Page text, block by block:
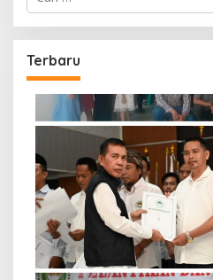
untuk:
Terbaru